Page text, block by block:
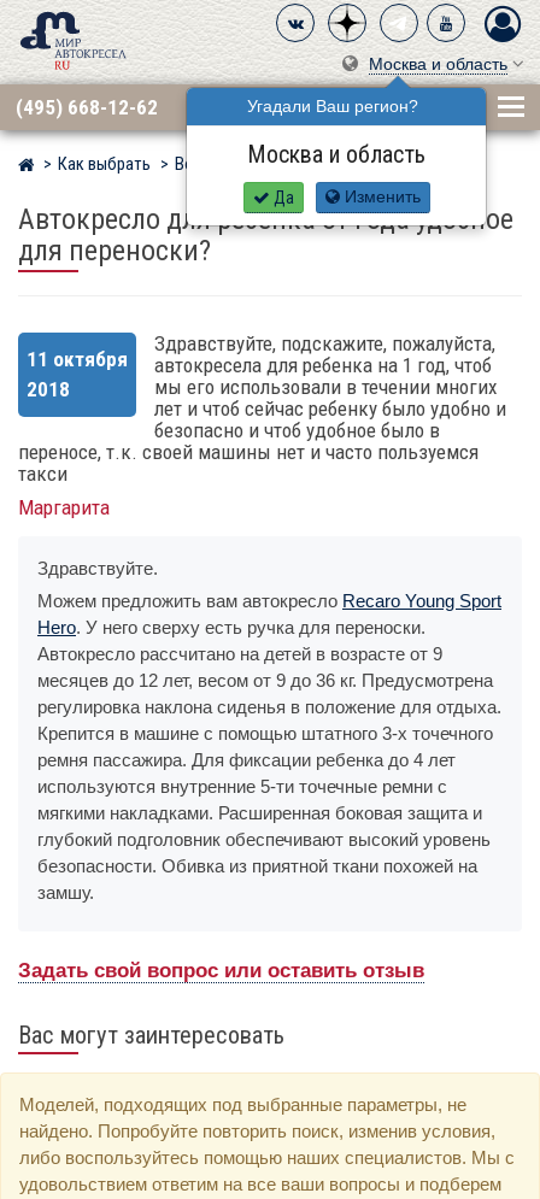
Москва и область
Угадали Ваш регион?
Москва и область
Да Изменить
(495) 668-12-62
Мир детских автокресел
Как выбрать Вопросы
Автокресло для ребенка от года удобное
для переноски?
11 октября
2018
Здравствуйте, подскажите, пожалуйста,
автокресела для ребенка на 1 год, чтоб
мы его использовали в течении многих
лет и чтоб сейчас ребенку было удобно и
безопасно и чтоб удобное было в
переносе, т.к. своей машины нет и часто пользуемся
такси
Маргарита
Здравствуйте.
Можем предложить вам автокресло Recaro Young Sport
Hero. У него сверху есть ручка для переноски.
Автокресло рассчитано на детей в возрасте от 9
месяцев до 12 лет, весом от 9 до 36 кг. Предусмотрена
регулировка наклона сиденья в положение для отдыха.
Крепится в машине с помощью штатного 3-х точечного
ремня пассажира. Для фиксации ребенка до 4 лет
используются внутренние 5-ти точечные ремни с
мягкими накладками. Расширенная боковая защита и
глубокий подголовник обеспечивают высокий уровень
безопасности. Обивка из приятной ткани похожей на
замшу.
Задать свой вопрос или оставить отзыв
Вас могут заинтересовать
Моделей, подходящих под выбранные параметры, не
найдено. Попробуйте повторить поиск, изменив условия,
либо воспользуйтесь помощью наших специалистов. Мы с
удовольствием ответим на все ваши вопросы и подберем